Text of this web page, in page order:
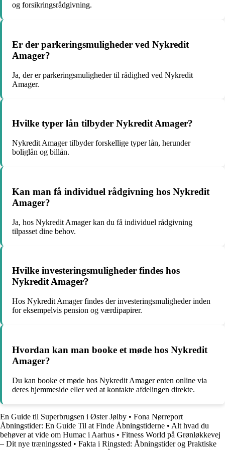
og forsikringsrådgivning.
Er der parkeringsmuligheder ved Nykredit
Amager?
Ja, der er parkeringsmuligheder til rådighed ved Nykredit
Amager.
Hvilke typer lån tilbyder Nykredit Amager?
Nykredit Amager tilbyder forskellige typer lån, herunder
boliglån og billån.
Kan man få individuel rådgivning hos Nykredit
Amager?
Ja, hos Nykredit Amager kan du få individuel rådgivning
tilpasset dine behov.
Hvilke investeringsmuligheder findes hos
Nykredit Amager?
Hos Nykredit Amager findes der investeringsmuligheder inden
for eksempelvis pension og værdipapirer.
Hvordan kan man booke et møde hos Nykredit
Amager?
Du kan booke et møde hos Nykredit Amager enten online via
deres hjemmeside eller ved at kontakte afdelingen direkte.
En Guide til Superbrugsen i Øster Jølby • Fona Nørreport
Åbningstider: En Guide Til at Finde Åbningstiderne • Alt hvad du
behøver at vide om Humac i Aarhus • Fitness World på Grønløkkevej
– Dit nye træningssted • Fakta i Ringsted: Åbningstider og Praktiske